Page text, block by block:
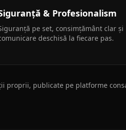
& Profesionalism
pe set, consimțământ clar și
deschisă la fiecare pas.
proprii, publicate pe platforme